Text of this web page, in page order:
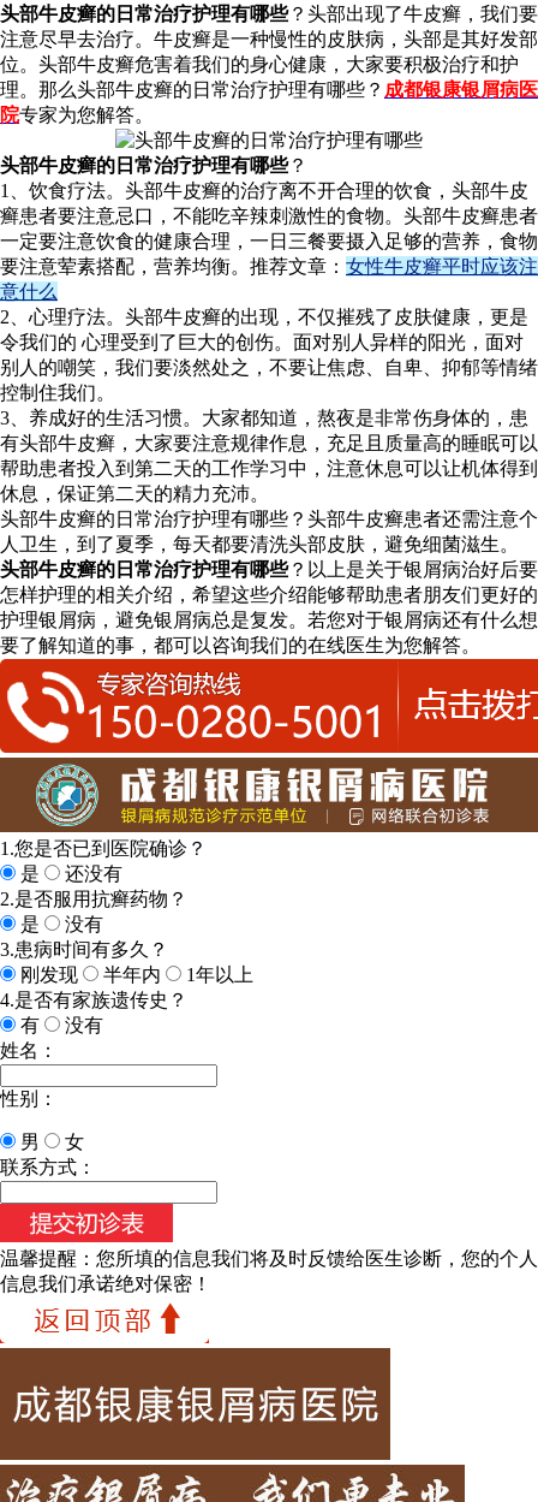
头部牛皮癣的日常治疗护理有哪些？头部出现了牛皮癣，我们要
注意尽早去治疗。牛皮癣是一种慢性的皮肤病，头部是其好发部
位。头部牛皮癣危害着我们的身心健康，大家要积极治疗和护
理。那么头部牛皮癣的日常治疗护理有哪些？ 成都银康银屑病医
院专家为您解答。
头部牛皮癣的日常治疗护理有哪些？
1、饮食疗法。头部牛皮癣的治疗离不开合理的饮食，头部牛皮
癣患者要注意忌口，不能吃辛辣刺激性的食物。头部牛皮癣患者
一定要注意饮食的健康合理，一日三餐要摄入足够的营养，食物
要注意荤素搭配，营养均衡。推荐文章： 女性牛皮癣平时应该注
意什么
2、心理疗法。头部牛皮癣的出现，不仅摧残了皮肤健康，更是
令我们的 心理受到了巨大的创伤。面对别人异样的阳光，面对
别人的嘲笑，我们要淡然处之，不要让焦虑、自卑、抑郁等情绪
控制住我们。
3、养成好的生活习惯。大家都知道，熬夜是非常伤身体的，患
有头部牛皮癣，大家要注意规律作息，充足且质量高的睡眠可以
帮助患者投入到第二天的工作学习中，注意休息可以让机体得到
休息，保证第二天的精力充沛。
头部牛皮癣的日常治疗护理有哪些？头部牛皮癣患者还需注意个
人卫生，到了夏季，每天都要清洗头部皮肤，避免细菌滋生。
头部牛皮癣的日常治疗护理有哪些？以上是关于银屑病治好后要
怎样护理的相关介绍，希望这些介绍能够帮助患者朋友们更好的
护理银屑病，避免银屑病总是复发。若您对于银屑病还有什么想
要了解知道的事，都可以咨询我们的在线医生为您解答。
1.您是否已到医院确诊？
是
还没有
2.是否服用抗癣药物？
是
没有
3.患病时间有多久？
刚发现
半年内
1年以上
4.是否有家族遗传史？
有
没有
姓名：
性别：
男
女
联系方式：
温馨提醒： 您所填的信息我们将及时反馈给医生诊断，您的个人
信息我们承诺绝对保密！